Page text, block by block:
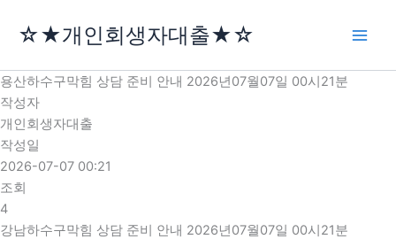
로
건
너
뛰
기
☆★개인회생자대출★☆
용산하수구막힘 상담 준비 안내 2026년07월07일 00시21분
작성자
개인회생자대출
작성일
2026-07-07 00:21
조회
4
강남하수구막힘 상담 준비 안내 2026년07월07일 00시21분